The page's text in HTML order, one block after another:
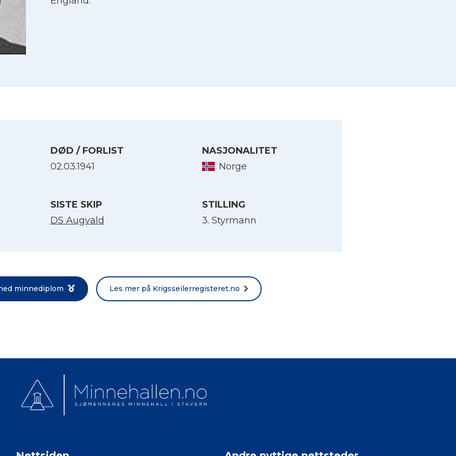
DØD / FORLIST
02.03.1941
NASJONALITET
Norge
SISTE SKIP
DS Augvald
STILLING
3. Styrmann
minnediplom Les mer på Krigsseilerregisteret.no
English